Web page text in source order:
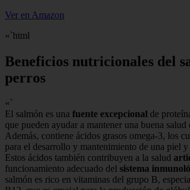
Ver en Amazon
«`html
Beneficios nutricionales del
perros
«`
El salmón es una fuente excepcional de
que pueden ayudar a mantener una buena salud
Además, contiene ácidos grasos omega-3, los
para el desarrollo y mantenimiento de una piel y
Estos ácidos también contribuyen a la salud
funcionamiento adecuado del sistema
salmón es rico en vitaminas del grupo B,